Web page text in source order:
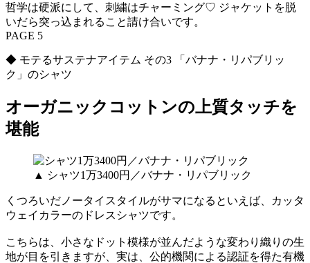
哲学は硬派にして、刺繍はチャーミング♡ ジャケットを脱
いだら突っ込まれること請け合いです。
PAGE 5
◆ モテるサステナアイテム その3 「バナナ・リパブリッ
ク」のシャツ
オーガニックコットンの上質タッチを
堪能
▲ シャツ1万3400円／バナナ・リパブリック
くつろいだノータイスタイルがサマになるといえば、カッタ
ウェイカラーのドレスシャツです。
こちらは、小さなドット模様が並んだような変わり織りの生
地が目を引きますが、実は、公的機関による認証を得た有機